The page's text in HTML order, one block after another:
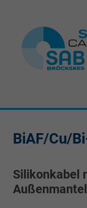
BiAF/Cu/
Silikonkabel